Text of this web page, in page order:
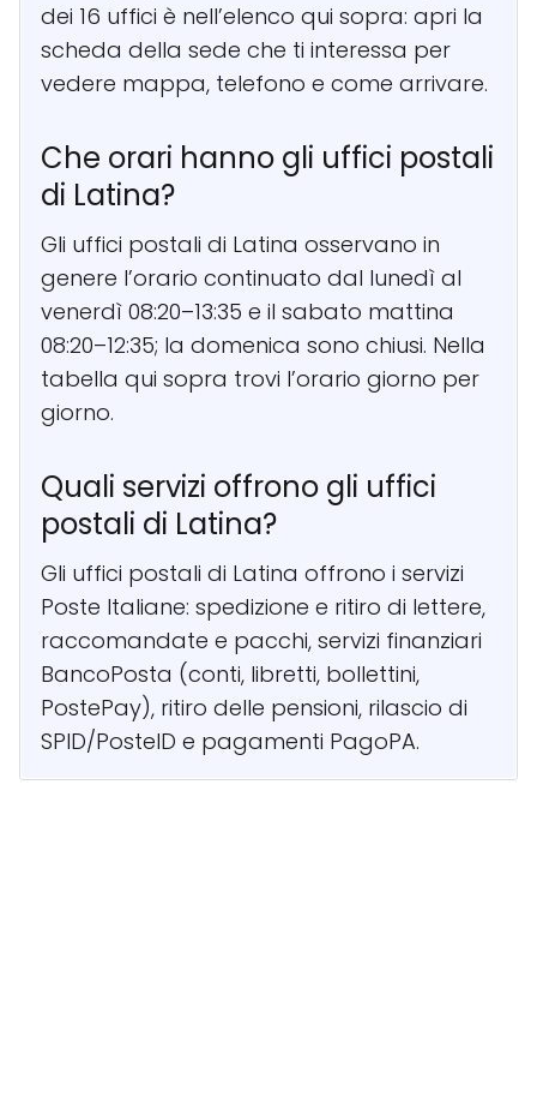
dei 16 uffici è nell’elenco qui sopra: apri la
scheda della sede che ti interessa per
vedere mappa, telefono e come arrivare.
Che orari hanno gli uffici postali
di Latina?
Gli uffici postali di Latina osservano in
genere l’orario continuato dal lunedì al
venerdì 08:20–13:35 e il sabato mattina
08:20–12:35; la domenica sono chiusi. Nella
tabella qui sopra trovi l’orario giorno per
giorno.
Quali servizi offrono gli uffici
postali di Latina?
Gli uffici postali di Latina offrono i servizi
Poste Italiane: spedizione e ritiro di lettere,
raccomandate e pacchi, servizi finanziari
BancoPosta (conti, libretti, bollettini,
PostePay), ritiro delle pensioni, rilascio di
SPID/PosteID e pagamenti PagoPA.